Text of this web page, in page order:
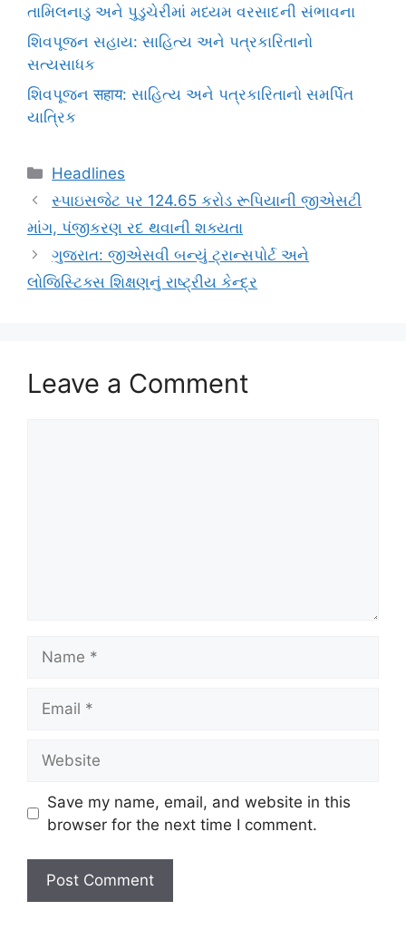
તામિલનાડુ અને પુડુચેરીમાં મધ્યમ વરસાદની સંભાવના
શિવપૂજન સહાય: સાહિત્ય અને પત્રકારિતાનો
સત્યસાધક
શિવપૂજન सहाय: સાહિત્ય અને પત્રકારિતાનો સમર્પિત
યાત્રિક
Categories
Headlines
સ્પાઇસજેટ પર 124.65 કરોડ રૂપિયાની જીએસટી
માંગ, પંજીકરણ રદ થવાની શક્યતા
ગુજરાત: જીએસવી બન્યું ટ્રાન્સપોર્ટ અને
લોજિસ્ટિક્સ શિક્ષણનું રાષ્ટ્રીય કેન્દ્ર
Leave a Comment
Save my name, email, and website in this
browser for the next time I comment.